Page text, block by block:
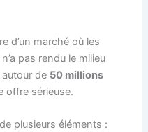
d’un marché où les
pas rendu le milieu
de 50 millions
offre sérieuse.
plusieurs éléments :